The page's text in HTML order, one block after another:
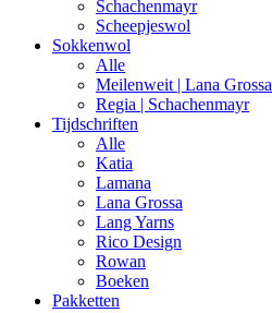
Schachenmayr
Scheepjeswol
Sokkenwol
Alle
Meilenweit | Lana Grossa
Regia | Schachenmayr
Tijdschriften
Alle
Katia
Lamana
Lana Grossa
Lang Yarns
Rico Design
Rowan
Boeken
Pakketten